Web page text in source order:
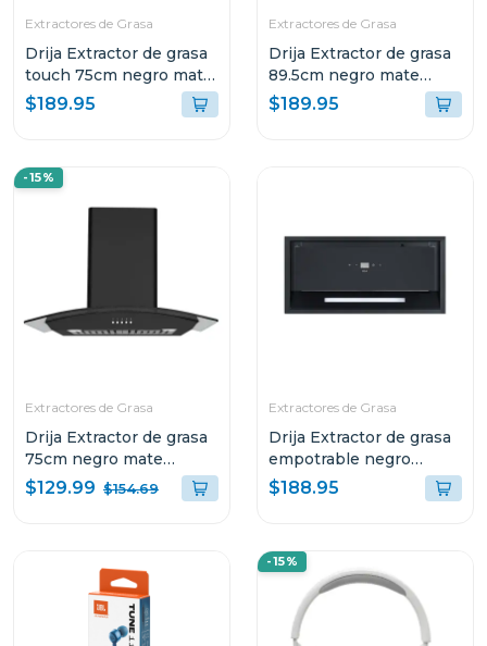
Extractores de Grasa
Drija Extractor de grasa
touch 75cm negro mate
prismatouch76
$189.95
Extractores de Grasa
Drija Extractor de grasa
89.5cm negro mate
galaxy90
$189.95
-15%
Extractores de Grasa
Drija Extractor de grasa
75cm negro mate
galaxy76
$129.99 $154.69
Extractores de Grasa
Drija Extractor de grasa
empotrable negro
59.8cm sottile60
$188.95
-15%